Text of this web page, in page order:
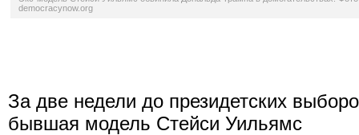
democracynow.org
За две недели до президетских
бывшая модель Стейси Уильямс